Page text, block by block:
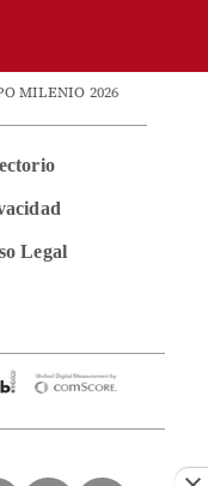
MILENIO 2026
Legal